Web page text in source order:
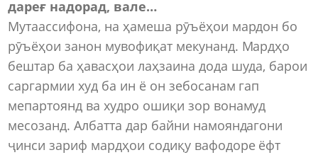
дареғ надорад, вале…
Мутаассифона, на ҳамеша рӯъёҳои мардон бо
рӯъёҳои занон мувофиқат мекунанд. Мардҳо
бештар ба ҳавасҳои лаҳзаина дода шуда, барои
саргармии худ ба ин ё он зебосанам гап
мепартоянд ва худро ошиқи зор вонамуд
месозанд. Албатта дар байни намояндагони
ҷинси зариф мардҳои содиқу вафодоре ёфт